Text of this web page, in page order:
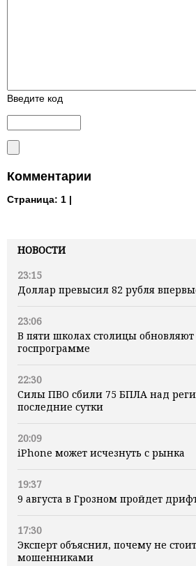
НОВОСТИ
23:15
Доллар превысил 82 рубля
23:06
В пяти школах столицы
госпрограмме
22:30
Силы ПВО сбили 75 БПЛА над
последние сутки
20:09
iPhone может исчезнуть с рынка
19:37
9 августа в Грозном пройдет
17:30
Эксперт объяснил, почему не
мошенниками
Введите код
Комментарии
Страница: 1 |